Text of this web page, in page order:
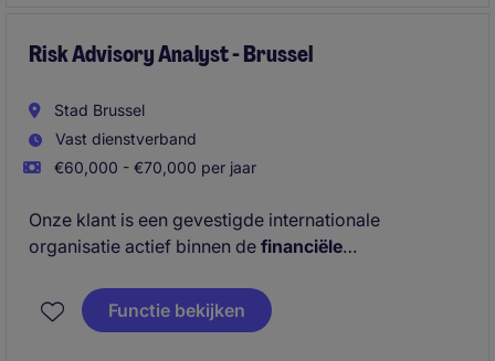
Risk Advisory Analyst - Brussel
Stad Brussel
Vast dienstverband
€60,000 - €70,000 per jaar
Onze klant is een gevestigde internationale
organisatie actief binnen de financiële
op zoek naar een Risk Advisory Analyst
Functie bekijken